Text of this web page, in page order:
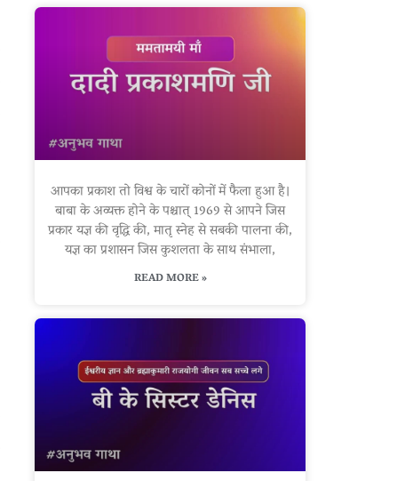
आपका प्रकाश तो विश्व के चारों कोनों में फैला हुआ है।
बाबा के अव्यक्त होने के पश्चात् 1969 से आपने जिस
प्रकार यज्ञ की वृद्धि की, मातृ स्नेह से सबकी पालना की,
यज्ञ का प्रशासन जिस कुशलता के साथ संभाला,
READ MORE »